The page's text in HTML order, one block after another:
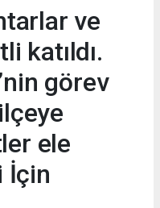
ve
katıldı.
görev
ele
İçin